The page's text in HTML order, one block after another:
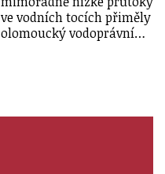
ve vodních tocích přiměly
olomoucký vodoprávní…